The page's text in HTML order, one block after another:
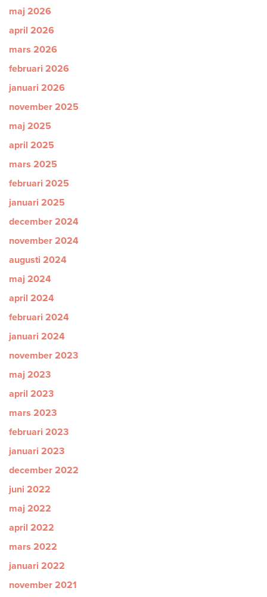
maj 2026
april 2026
mars 2026
februari 2026
januari 2026
november 2025
maj 2025
april 2025
mars 2025
februari 2025
januari 2025
december 2024
november 2024
augusti 2024
maj 2024
april 2024
februari 2024
januari 2024
november 2023
maj 2023
april 2023
mars 2023
februari 2023
januari 2023
december 2022
juni 2022
maj 2022
april 2022
mars 2022
januari 2022
november 2021